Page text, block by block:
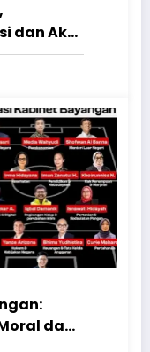
dan Akal
dan